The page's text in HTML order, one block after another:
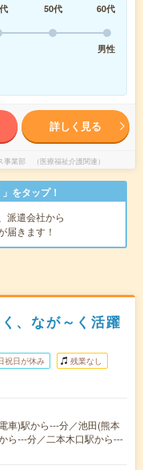
50代
60代
男性
詳しく見る
業部 （医療福祉介護関連）
をタップ！
派遣会社から
届きます！
、なが～く活躍
祝日が休み 残業なし
車)駅から---分／池田(熊本
ら---分／二本木口駅から---